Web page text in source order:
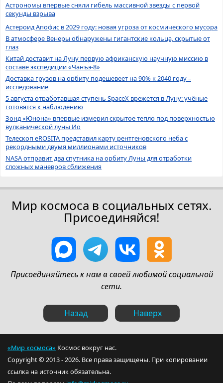
Астрономы впервые сняли гибель массивной звезды с первой
секунды взрыва
Астероид Апофис в 2029 году: новая угроза от космического мусора
В атмосфере Венеры обнаружены гигантские кольца, скрытые от
глаз
Китай доставит на Луну первую африканскую научную миссию в
составе экспедиции «Чанъэ-8»
Доставка грузов на орбиту подешевеет на 90% к 2040 году –
исследование
5 августа отработавшая ступень SpaceX врежется в Луну: учёные
готовятся к наблюдению
Зонд «Юнона» впервые измерил скрытое тепло под поверхностью
вулканической луны Ио
Телескоп eROSITA представил карту рентгеновского неба с
рекордными двумя миллионами источников
NASA отправит два спутника на орбиту Луны для отработки
сложных маневров сближения
Мир космоса в социальных сетях.
Присоединяйся!
Присоединяйтесь к нам в своей любимой социальной
сети.
Назад Наверх
«Мир космоса» Космос вокруг нас.
Copyright © 2013 - 2026. Все права защищены. При копировании
ссылка на источник обязательна.